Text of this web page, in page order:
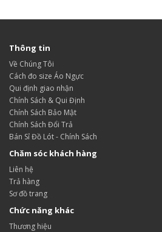
Thông tin
Về Chúng Tôi
Cách đo size Áo Ngực
Qui định giao nhận
Chính Sách & Qui Định
Chính Sách Bảo Mật
Chính Sách Đổi Trả
Bán Sỉ Đồ Lót - Chính Sách
Chăm sóc khách hàng
Liên hệ
Trả hàng
Sơ đồ trang
Chức năng khác
Thương hiệu